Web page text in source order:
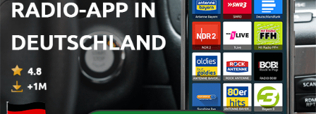
30 Jul. 2026
Mehr Folgen anzeigen